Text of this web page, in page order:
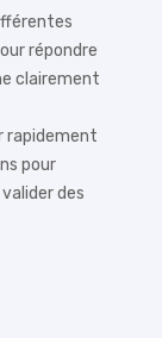
répondre
clairement
rapidement
pour
des